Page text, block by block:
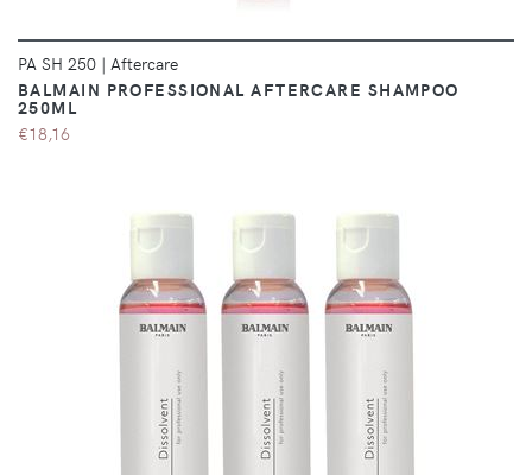
PA SH 250 | Aftercare
BALMAIN PROFESSIONAL AFTERCARE SHAMPOO
250ML
€18,16